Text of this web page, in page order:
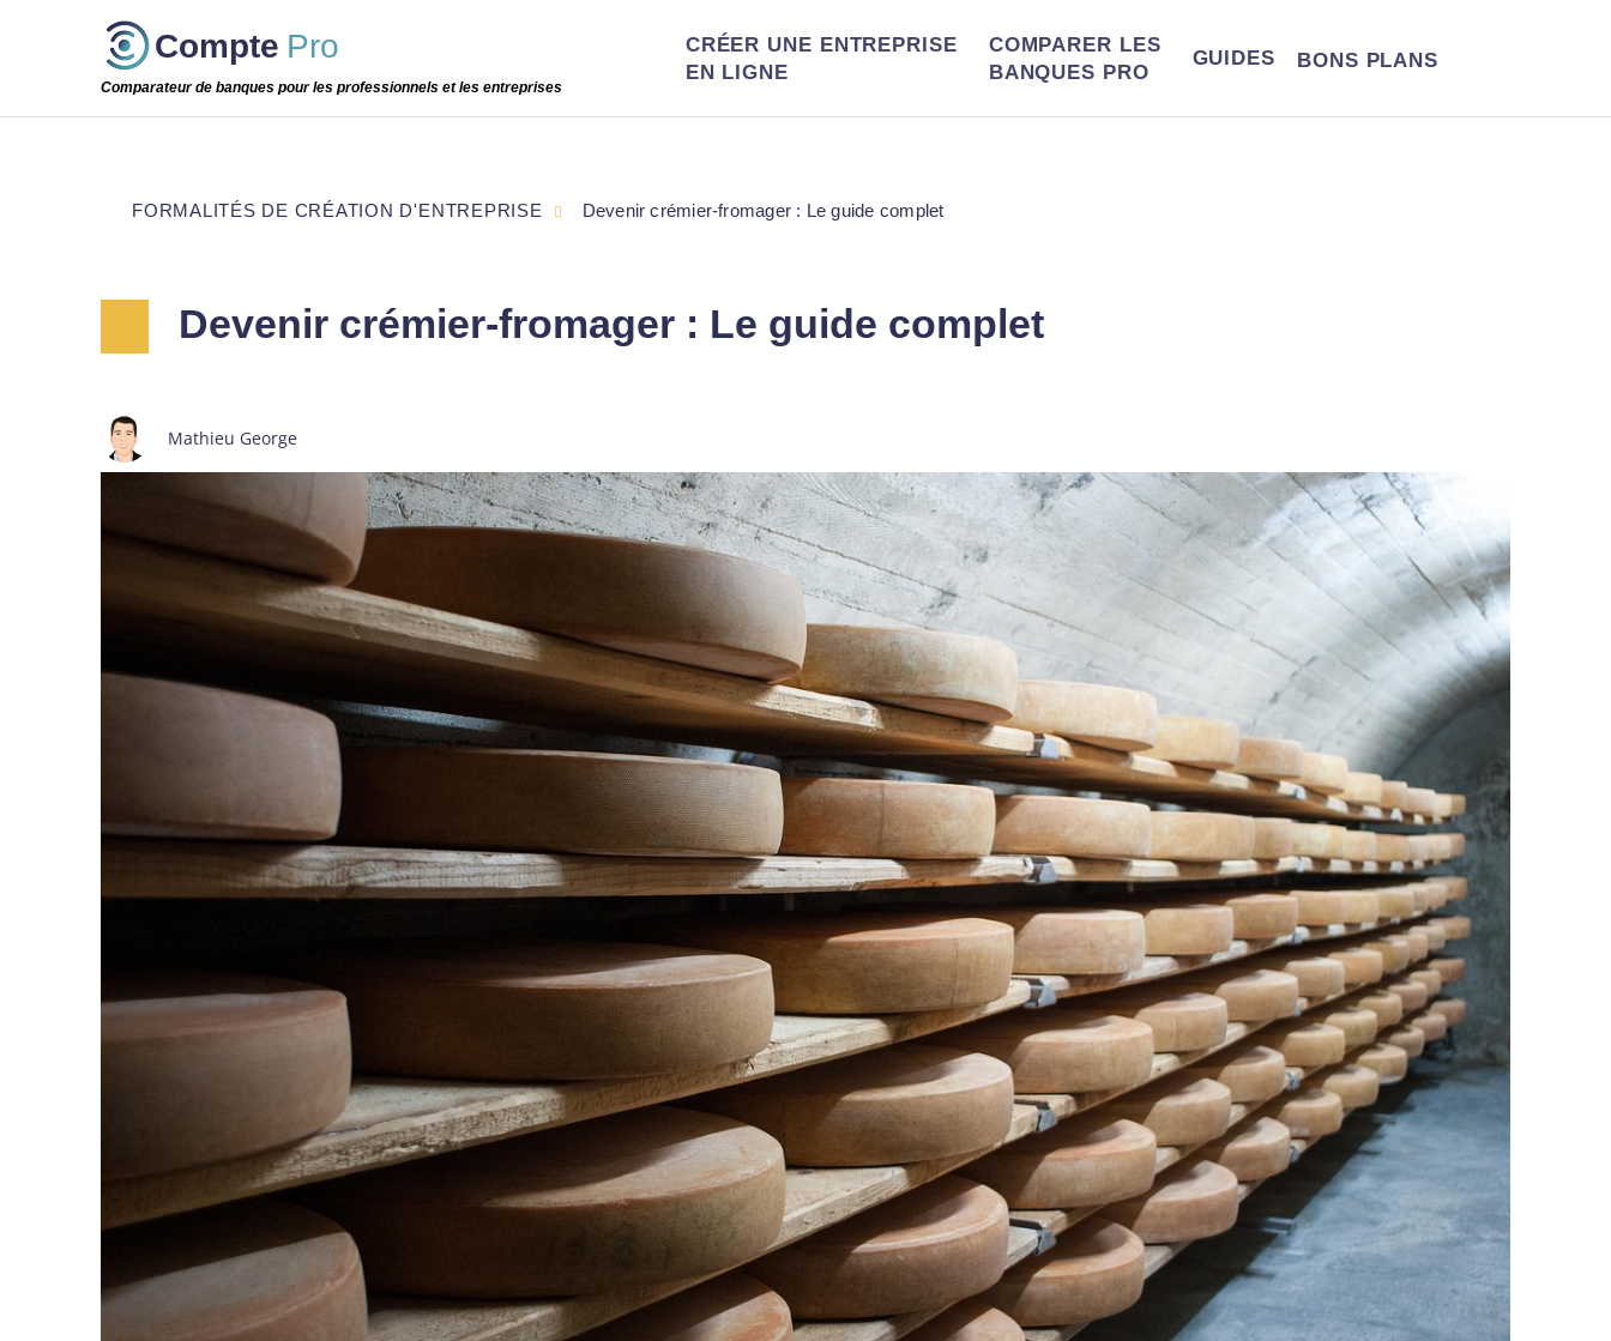
Compte Pro
Comparateur de banques pour les professionnels et les entreprises
CRÉER UNE ENTREPRISE
EN LIGNE
COMPARER LES
BANQUES PRO
GUIDES BONS PLANS
Devenir crémier-fromager : Le guide complet
Mathieu George
FORMALITÉS DE CRÉATION D'ENTREPRISE Devenir crémier-fromager : Le guide complet